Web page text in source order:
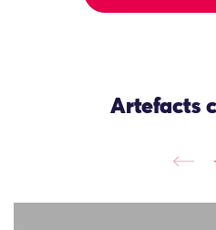
Artefacts